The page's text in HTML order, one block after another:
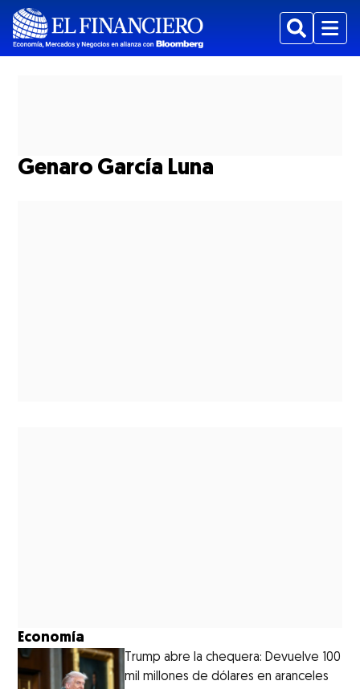
BuscarMenu
Genaro García Luna
Economía
Trump abre la chequera: Devuelve 100
mil millones de dólares en aranceles